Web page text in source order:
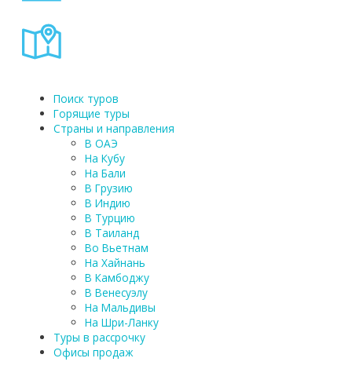
Поиск туров
Горящие туры
Страны и направления
В ОАЭ
На Кубу
На Бали
В Грузию
В Индию
В Турцию
В Таиланд
Во Вьетнам
На Хайнань
В Камбоджу
В Венесуэлу
На Мальдивы
На Шри-Ланку
Туры в рассрочку
Офисы продаж